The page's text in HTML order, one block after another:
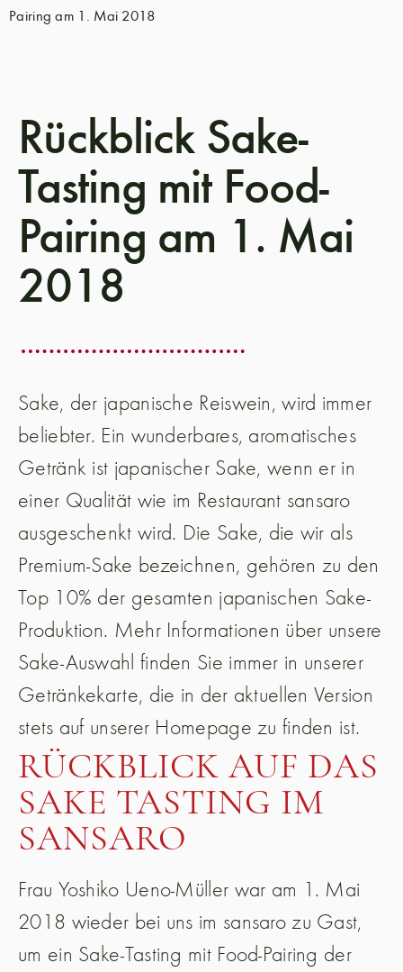
Pairing am 1. Mai 2018
Rückblick Sake-
Tasting mit Food-
Pairing am 1. Mai
2018
Sake, der japanische Reiswein, wird immer
beliebter. Ein wunderbares, aromatisches
Getränk ist japanischer Sake, wenn er in
einer Qualität wie im Restaurant sansaro
ausgeschenkt wird. Die Sake, die wir als
Premium-Sake bezeichnen, gehören zu den
Top 10% der gesamten japanischen Sake-
Produktion. Mehr Informationen über unsere
Sake-Auswahl finden Sie immer in unserer
Getränkekarte, die in der aktuellen Version
stets auf unserer Homepage zu finden ist.
RÜCKBLICK AUF DAS
SAKE TASTING IM
SANSARO
Frau Yoshiko Ueno-Müller war am 1. Mai
2018 wieder bei uns im sansaro zu Gast,
um ein Sake-Tasting mit Food-Pairing der